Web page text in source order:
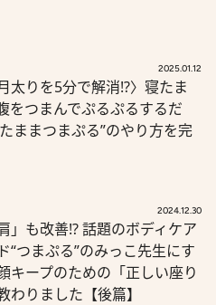
2025.01.12
太りを5分で解消!?〉寝たま
をつまんでぷるぷるするだ
ままつまぷる”のやり方を完
2024.12.30
」も改善!? 話題のボディケア
“つまぷる”のみっこ先生にす
キープのための「正しい座り
わりました【後篇】